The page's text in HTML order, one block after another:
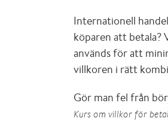
Internationell
köparen att betala?
används för att
villkoren i rätt
Gör man fel från
Kurs om villkor för